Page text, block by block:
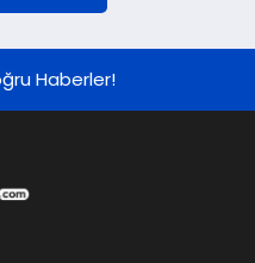
Haberler!